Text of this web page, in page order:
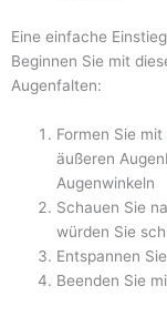
Eine einfache
Beginnen Sie mit
Augenfalten:
Formen Sie mit
äußeren
Augenwinkeln
Schauen Sie
würden Sie
Entspannen
Beenden Sie